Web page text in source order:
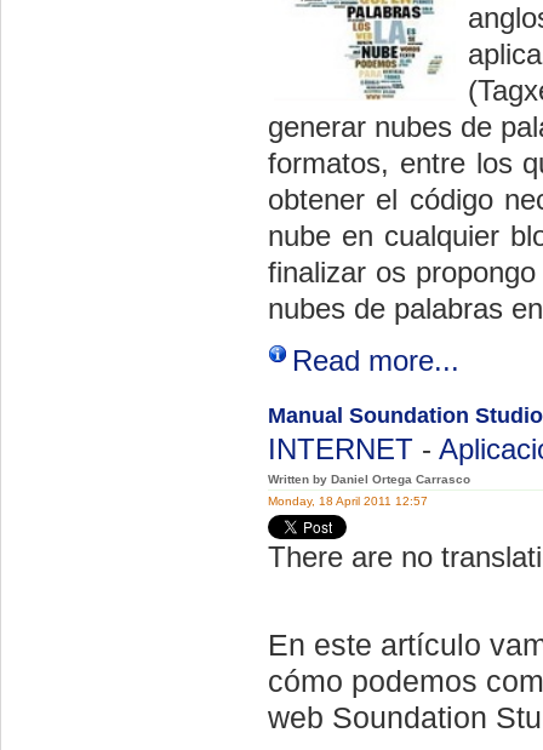
generar nubes de
formatos, entre los
obtener el código
nube en cualquier
finalizar os
nubes de palabras
Read more...
Manual Soundation Studio
INTERNET -
Written by Daniel Ortega Carrasco
Monday, 18 April 2011 12:57
There are no
En este artículo
cómo podemos
web Soundation